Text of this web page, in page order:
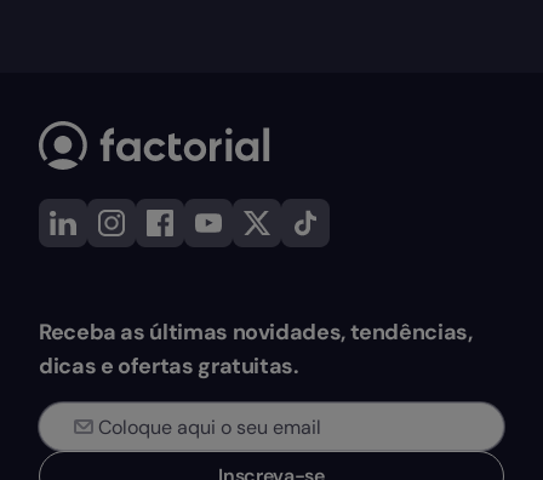
Receba as últimas novidades, tendências,
dicas e ofertas gratuitas.